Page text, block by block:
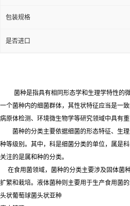
包装规格
是否进口
菌种是指具有相同形态学和生理学特性的微
一个菌种内的细菌群体，其性状特征应当是一
病原体检测、环境微生物学等研究领域中具有重
菌种的分类主要依据细菌的形态特征、生理
种等级别。其中，科是细菌分类的单位，属是
关注的是属和种的分类。
在食用菌领域，菌种的分类主要涉及固体菌
扩繁和栽培。液体菌种则主要用于生产食用菌的
头状葡萄球菌头状亚种